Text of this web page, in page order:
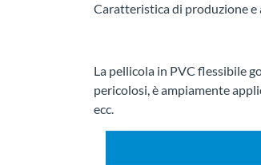
Caratteristica di produzione e
La pellicola in PVC flessibile
pericolosi, è ampiamente
ecc.